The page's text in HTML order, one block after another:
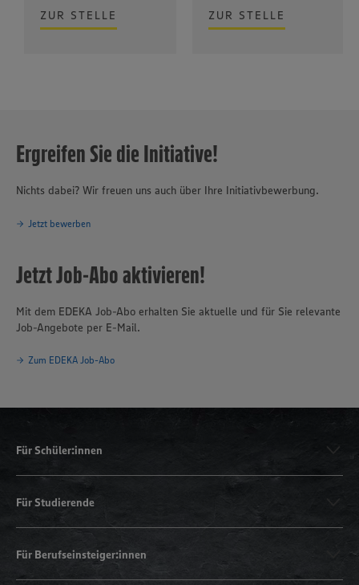
ZUR STELLE ZUR STELLE
Ergreifen Sie die Initiative!
Nichts dabei? Wir freuen uns auch über Ihre Initiativbewerbung.
Jetzt bewerben
Jetzt Job-Abo aktivieren!
Mit dem EDEKA Job-Abo erhalten Sie aktuelle und für Sie relevante
Job-Angebote per E-Mail.
Zum EDEKA Job-Abo
Für Schüler:innen
Für Studierende
Für Berufseinsteiger:innen